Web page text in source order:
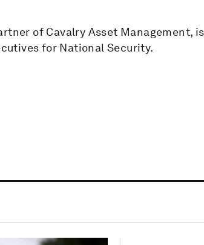
of Cavalry Asset Management,
for National Security.